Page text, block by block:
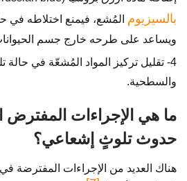
بالسيزيوم المُشع، فيمنع اختلاطه في
ويساعد على طرحه خارج جسم
4- تقليل تركيز المواد المُشعّة في حالة
والسطحية.
ما هي الإجراءات المفترض
حدوث تلوثٍ إشعاعي؟
هناك العديد من الإجراءات المفترضة